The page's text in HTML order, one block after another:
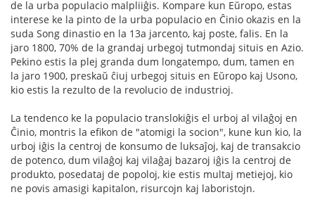
de la urba populacio malpliiĝis. Kompare kun Eŭropo, estas
interese ke la pinto de la urba populacio en Ĉinio okazis en la
suda Song dinastio en la 13a jarcento, kaj poste, falis. En la
jaro 1800, 70% de la grandaj urbegoj tutmondaj situis en Azio.
Pekino estis la plej granda dum longatempo, dum, tamen en
la jaro 1900, preskaŭ ĉiuj urbegoj situis en Eŭropo kaj Usono,
kio estis la rezulto de la revolucio de industrioj.
La tendenco ke la populacio translokiĝis el urboj al vilaĝoj en
Ĉinio, montris la efikon de "atomigi la socion", kune kun kio, la
urboj iĝis la centroj de konsumo de luksaĵoj, kaj de transakcio
de potenco, dum vilaĝoj kaj vilaĝaj bazaroj iĝis la centroj de
produkto, posedataj de popoloj, kie estis multaj metiejoj, kio
ne povis amasigi kapitalon, risurcojn kaj laboristojn.